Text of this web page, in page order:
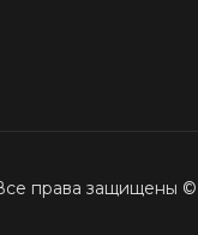
права защищены